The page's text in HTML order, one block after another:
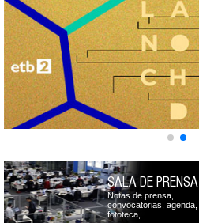
SALA DE PRENSA
Notas de prensa,
convocatorias, agenda,
fototeca,…